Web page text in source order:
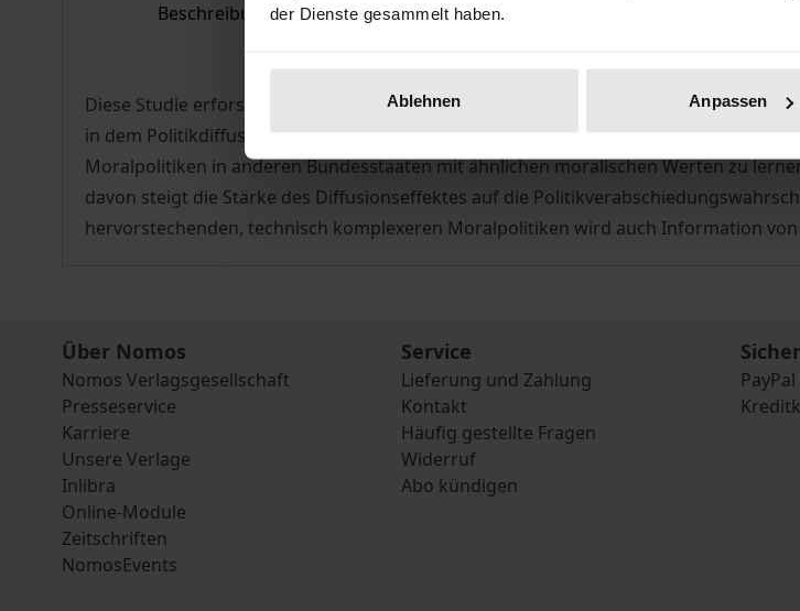
der Dienste gesammelt haben.
Ablehnen Anpassen
Beschreibung Bibliografische Angaben
Diese Studie erforscht die Diffusion von „morality policies“ in den US-
in dem Politikdiffusion stattfindet, in Abhängigkeit vom „morality policy“ Grad
Moralpolitiken in anderen Bundesstaaten mit ähnlichen moralischen Werten zu
davon steigt die Stärke des Diffusionseffektes auf die
hervorstechenden, technisch komplexeren Moralpolitiken wird auch Information
Über Nomos
Nomos Verlagsgesellschaft
Presseservice
Karriere
Unsere Verlage
Inlibra
Online-Module
Zeitschriften
NomosEvents
Service
Lieferung und Zahlung
Kontakt
Häufig gestellte Fragen
Widerruf
Abo kündigen
PayPal